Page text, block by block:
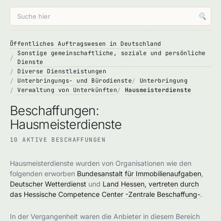
🔍
Öffentliches Auftragswesen in Deutschland
Sonstige gemeinschaftliche, soziale und persönliche
Dienste
Diverse Dienstleistungen
Unterbringungs- und Bürodienste
Unterbringung
Verwaltung von Unterkünften
Hausmeisterdienste
Beschaffungen:
Hausmeisterdienste
10 AKTIVE BESCHAFFUNGEN
Hausmeisterdienste wurden von Organisationen wie den
folgenden erworben Bundesanstalt für Immobilienaufgaben
Deutscher Wetterdienst und Land Hessen, vertreten durch
das Hessische Competence Center -Zentrale Beschaffung-.
In der Vergangenheit waren die Anbieter in diesem Bereich